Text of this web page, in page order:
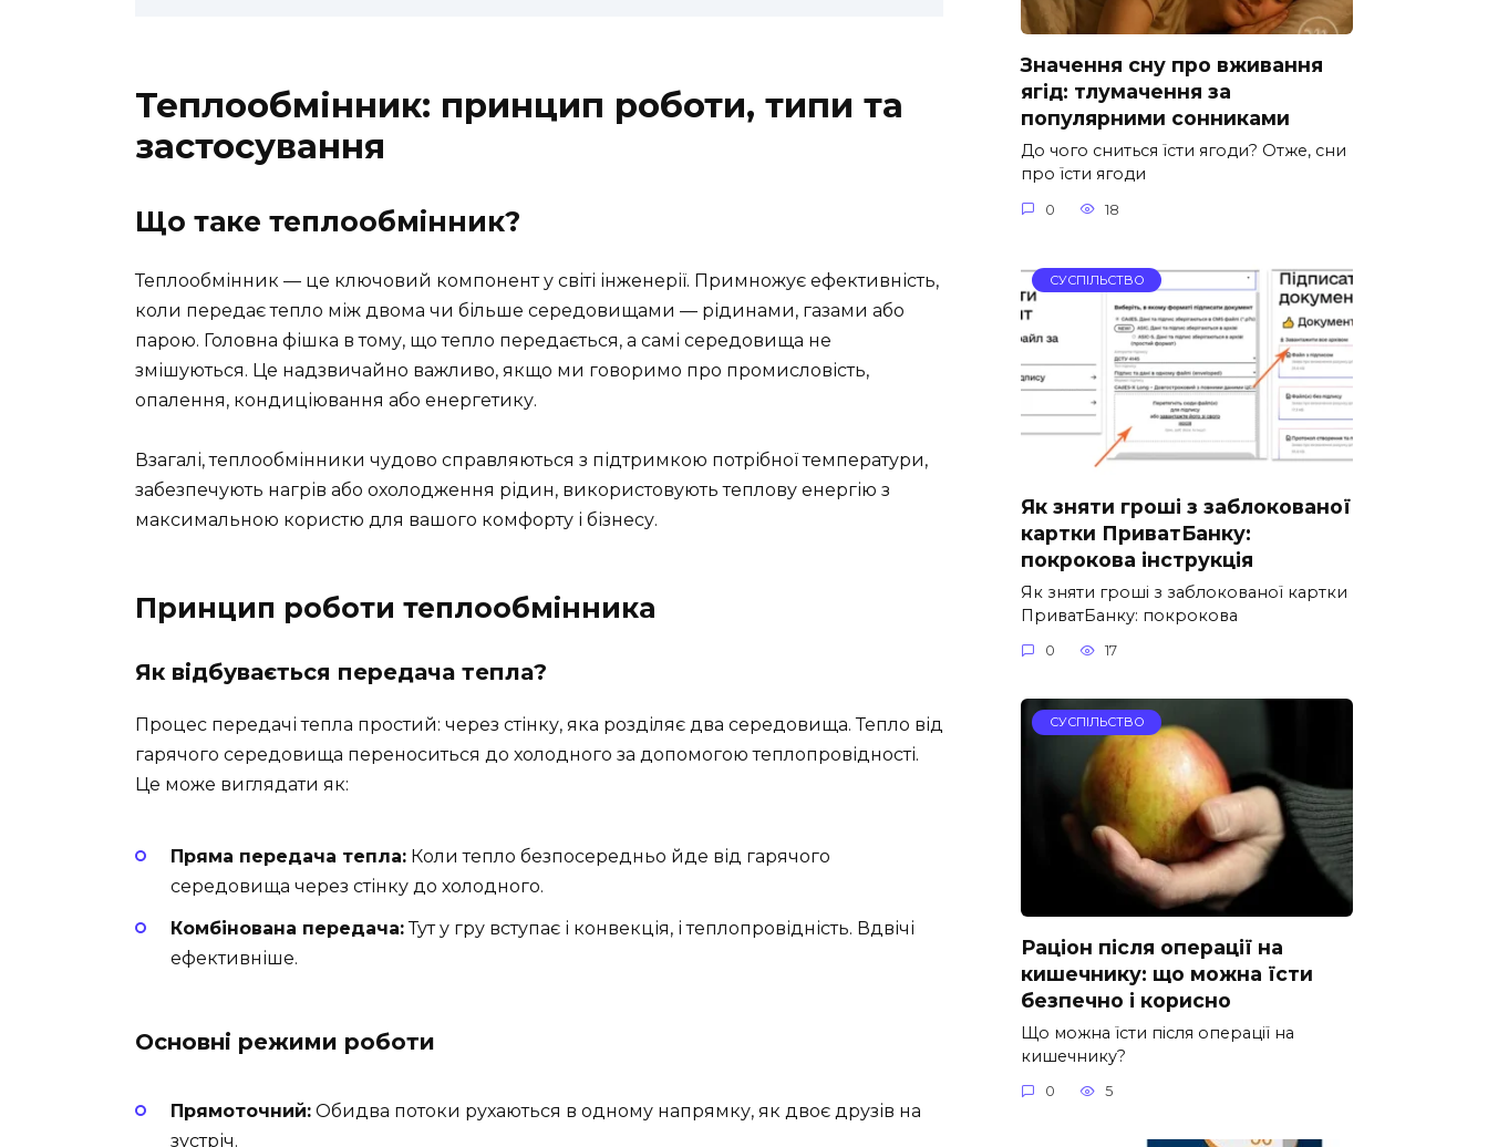
Теплообмінник: принцип роботи, типи та
застосування
Що таке теплообмінник?
Теплообмінник — це ключовий компонент у світі інженерії. Примножує ефективність,
коли передає тепло між двома чи більше середовищами — рідинами, газами або
парою. Головна фішка в тому, що тепло передається, а самі середовища не
змішуються. Це надзвичайно важливо, якщо ми говоримо про промисловість,
опалення, кондиціювання або енергетику.
Взагалі, теплообмінники чудово справляються з підтримкою потрібної температури,
забезпечують нагрів або охолодження рідин, використовують теплову енергію з
максимальною користю для вашого комфорту і бізнесу.
Принцип роботи теплообмінника
Як відбувається передача тепла?
Процес передачі тепла простий: через стінку, яка розділяє два середовища. Тепло від
гарячого середовища переноситься до холодного за допомогою теплопровідності.
Це може виглядати як:
Пряма передача тепла: Коли тепло безпосередньо йде від гарячого
середовища через стінку до холодного.
Комбінована передача:Тут у гру вступає і конвекція, і теплопровідність. Вдвічі
ефективніше.
Основні режими роботи
Прямоточний: Обидва потоки рухаються в одному напрямку, як двоє друзів на
зустріч.
Значення сну про вживання
ягід: тлумачення за
популярними сонниками
До чого сниться їсти ягоди? Отже, сни
про їсти ягоди
0 18
СУСПІЛЬСТВО
Як зняти гроші з заблокованої
картки ПриватБанку:
покрокова інструкція
Як зняти гроші з заблокованої картки
ПриватБанку: покрокова
0 17
СУСПІЛЬСТВО
Раціон після операції на
кишечнику: що можна їсти
безпечно і корисно
Що можна їсти після операції на
кишечнику?
0 5